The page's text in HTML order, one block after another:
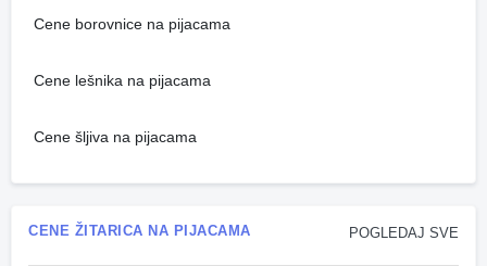
Cene borovnice na pijacama
Cene lešnika na pijacama
Cene šljiva na pijacama
POGLEDAJ SVE
CENE ŽITARICA NA PIJACAMA